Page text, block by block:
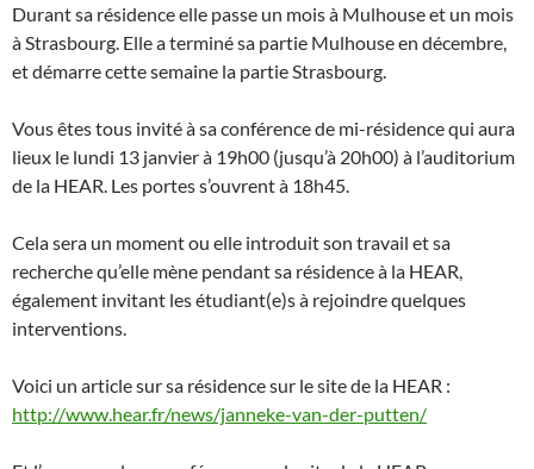
Durant sa résidence elle passe un mois à Mulhouse et un mois
à Strasbourg. Elle a terminé sa partie Mulhouse en décembre,
et démarre cette semaine la partie Strasbourg.
Vous êtes tous invité à sa conférence de mi-résidence qui aura
lieux le lundi 13 janvier à 19h00 (jusqu’à 20h00) à l’auditorium
de la HEAR. Les portes s’ouvrent à 18h45.
Cela sera un moment ou elle introduit son travail et sa
recherche qu’elle mène pendant sa résidence à la HEAR,
également invitant les étudiant(e)s à rejoindre quelques
interventions.
Voici un article sur sa résidence sur le site de la HEAR :
http://www.hear.fr/news/janneke-van-der-putten/